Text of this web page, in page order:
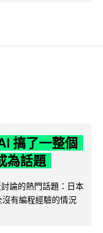
搞了一整個
為話題
論的熱門話題：日本
有編程經驗的情況